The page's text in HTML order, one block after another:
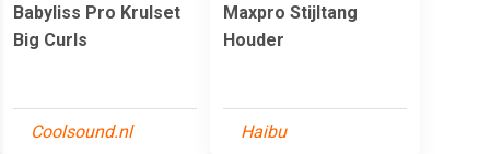
Babyliss Pro Krulset
Big Curls
Coolsound.nl
Maxpro Stijltang
Houder
Haibu